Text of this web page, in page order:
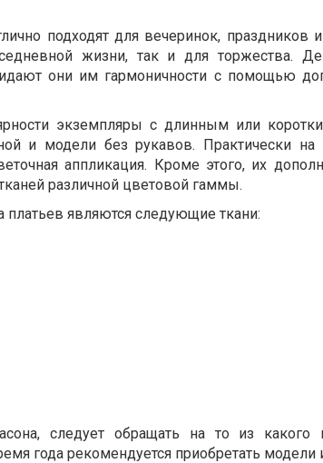
подходят для вечеринок, праздников
жизни, так и для торжества.
они им гармоничности с помощью
экземпляры с длинным или
и модели без рукавов. Практически на
аппликация. Кроме этого, их
различной цветовой гаммы.
являются следующие ткани:
следует обращать на то из какого
года рекомендуется приобретать